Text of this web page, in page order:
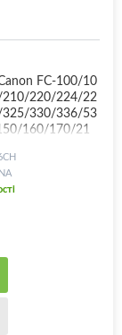
FC-100/10
220/224/22
330/336/53
160/170/21
425/428/43
735/740/74